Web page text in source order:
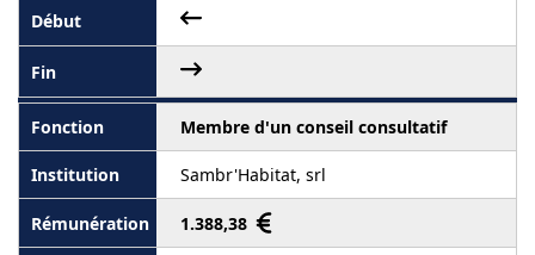
Membre d'un conseil consultatif
Sambr'Habitat, srl
1.388,38